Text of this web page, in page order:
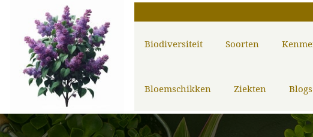
Biodiversiteit Soorten
Bloemschikken Ziekten Blogs